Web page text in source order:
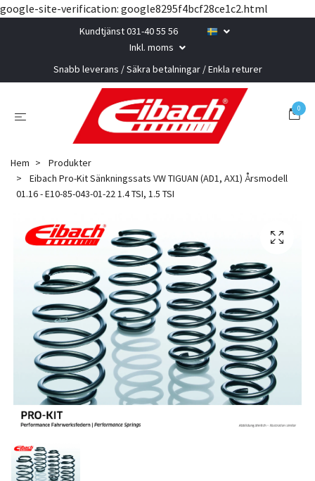
google-site-verification: google8295f4bcf28ce1c2.html
Kundtjänst 031-40 55 56
Inkl. moms
Snabb leverans / Säkra betalningar / Enkla returer
0
Hem
Produkter
Eibach Pro-Kit Sänkningssats VW TIGUAN (AD1, AX1) Årsmodell
01.16 - E10-85-043-01-22 1.4 TSI, 1.5 TSI